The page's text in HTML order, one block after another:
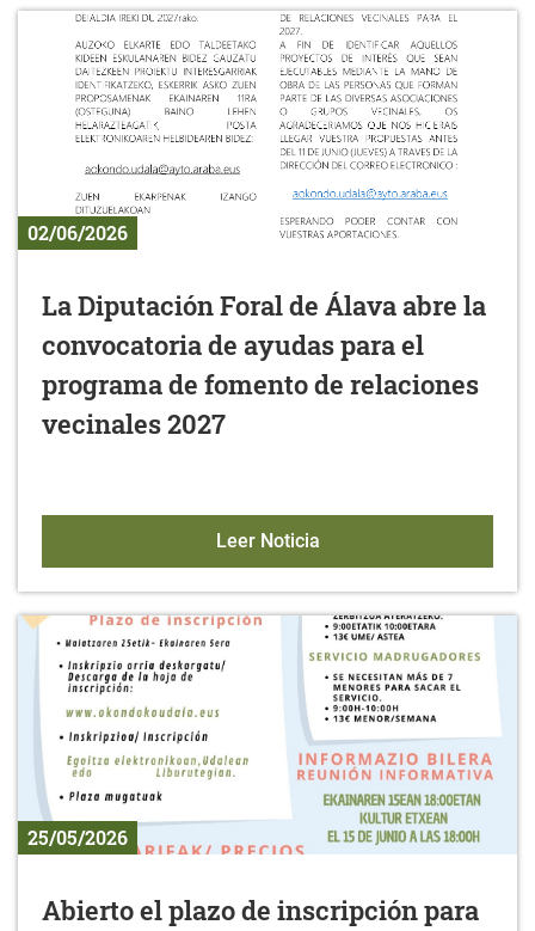
02/06/2026
La Diputación Foral de Álava abre la
convocatoria de ayudas para el
programa de fomento de relaciones
vecinales 2027
Leer NoticiaLa Diputación Foral de
25/05/2026
Abierto el plazo de inscripción para